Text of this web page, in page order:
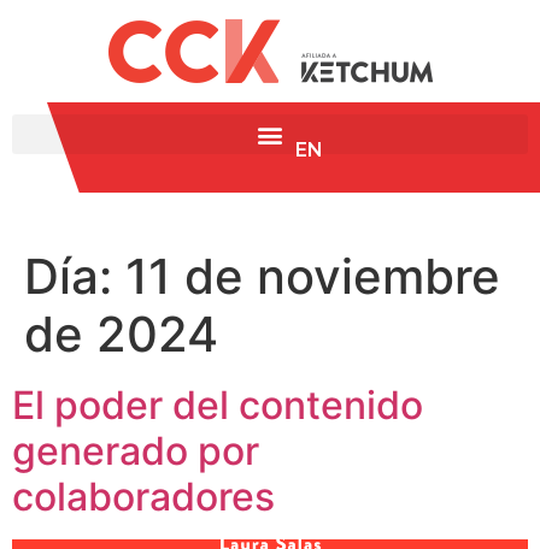
EN
Día: 11 de noviembre
de 2024
El poder del contenido
generado por
colaboradores